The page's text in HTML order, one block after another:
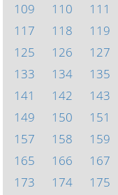
109
110 111
117
118 119
125
126 127
133
134 135
141
142 143
149
150 151
157
158 159
165
166 167
173
174 175